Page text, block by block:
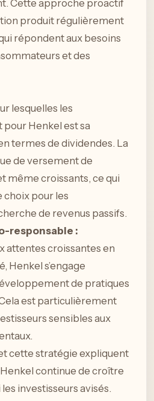
Cette approche proactif
produit régulièrement
répondent aux besoins
et des
lesquelles les
Henkel est sa
termes de dividendes. La
de versement de
même croissants, ce qui
choix pour les
de revenus passifs.
responsable :
attentes croissantes en
Henkel s’engage
de pratiques
est particulièrement
sensibles aux
cette stratégie expliquent
continue de croître
investisseurs avisés.